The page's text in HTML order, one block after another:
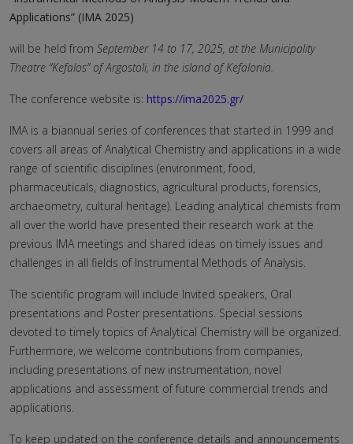
Applications” (IMA 2025)
will be held from September 14 to 17, 2025, at the Municipality
Theatre “Kefalos” of Argostoli, in the island of Kefalonia.
The conference website is: https://ima2025.gr/
IMA is a biannual series of conferences that started in 1999 and
covers all areas of Analytical Chemistry and applications in a wide
range of scientific disciplines (environment, food,
pharmaceuticals, diagnostics, agricultural products, forensics,
archaeometry, cultural heritage). Leading analytical chemists from
all over the world have presented their research work at the
previous IMA meetings and shared ideas on timely issues and
challenges in all fields of Instrumental Methods of Analysis.
The scientific program will include Invited speakers, Oral
presentations and Poster presentations. Special sessions
devoted to timely topics of Analytical Chemistry will be organized.
Furthermore, we welcome contributions from companies,
including presentations of new instrumentation, novel
applications and assessment of future commercial trends and
applications.
To keep updated on the conference details and announcements